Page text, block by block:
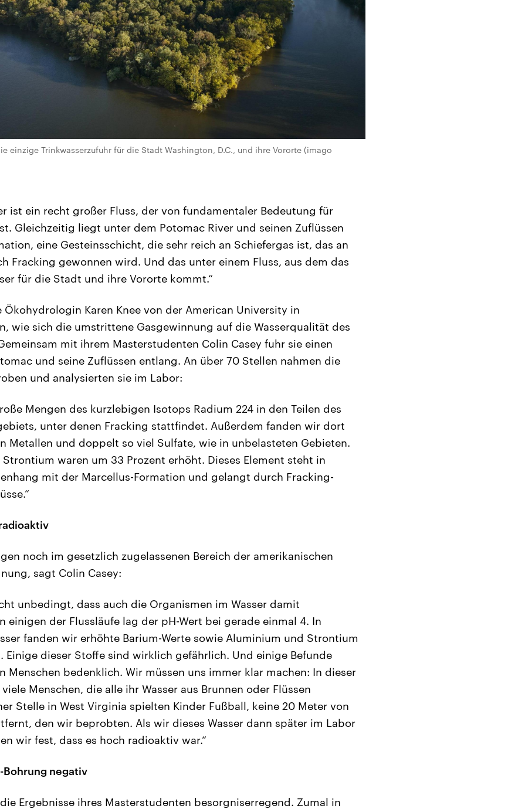
einzige Trinkwasserzufuhr für die Stadt Washington, D.C., und ihre Vororte (imago
ist ein recht großer Fluss, der von fundamentaler Bedeutung für
Gleichzeitig liegt unter dem Potomac River und seinen Zuflüssen
eine Gesteinsschicht, die sehr reich an Schiefergas ist, das an
Fracking gewonnen wird. Und das unter einem Fluss, aus dem das
für die Stadt und ihre Vororte kommt.“
Karen Knee von der American University in
wie sich die umstrittene Gasgewinnung auf die Wasserqualität des
mit ihrem Masterstudenten Colin Casey fuhr sie einen
und seine Zuflüssen entlang. An über 70 Stellen nahmen die
und analysierten sie im Labor:
Mengen des kurzlebigen Isotops Radium 224 in den Teilen des
unter denen Fracking stattfindet. Außerdem fanden wir dort
Metallen und doppelt so viel Sulfate, wie in unbelasteten Gebieten.
Strontium waren um 33 Prozent erhöht. Dieses Element steht in
mit der Marcellus-Formation und gelangt durch Fracking-
noch im gesetzlich zugelassenen Bereich der amerikanischen
sagt Colin Casey:
unbedingt, dass auch die Organismen im Wasser damit
einigen der Flussläufe lag der pH-Wert bei gerade einmal 4. In
fanden wir erhöhte Barium-Werte sowie Aluminium und Strontium
Einige dieser Stoffe sind wirklich gefährlich. Und einige Befunde
Menschen bedenklich. Wir müssen uns immer klar machen: In dieser
Menschen, die alle ihr Wasser aus Brunnen oder Flüssen
Stelle in West Virginia spielten Kinder Fußball, keine 20 Meter von
den wir beprobten. Als wir dieses Wasser dann später im Labor
wir fest, dass es hoch radioaktiv war.“
Bohrung negativ
Ergebnisse ihres Masterstudenten besorgniserregend. Zumal in